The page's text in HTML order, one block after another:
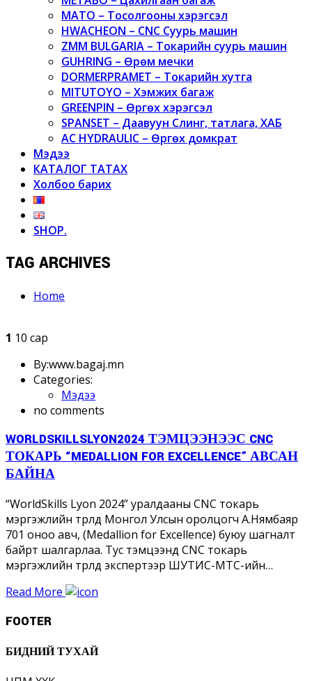
MATO – Тосолгооны хэрэгсэл
HWACHEON – CNC Суурь машин
ZMM BULGARIA – Токарийн суурь машин
GUHRING – Өрөм мечки
DORMERPRAMET – Токарийн хутга
MITUTOYO – Хэмжих багаж
GREENPIN – Өргөх хэрэгсэл
SPANSET – Даавуун Слинг, татлага, ХАБ
AC HYDRAULIC – Өргөх домкрат
Мэдээ
КАТАЛОГ ТАТАХ
Холбоо барих
SHOP.
TAG ARCHIVES
Home
1 10 сар
By:www.bagaj.mn
Categories:
Мэдээ
no comments
WORLDSKILLSLYON2024 ТЭМЦЭЭНЭЭС CNC
ТОКАРЬ “MEDALLION FOR EXCELLENCE” АВСАН
БАЙНА
“WorldSkills Lyon 2024” уралдааны CNC токарь
мэргэжлийн төрөлд Монгол Улсын оролцогч А.Нямбаяр
701 оноо авч, (Medallion for Excellence) буюу шагналт
байрт шалгарлаа. Тус тэмцээнд CNC токарь
мэргэжлийн төрөлд экспертээр ШУТИС-МТС-ийн…
Read More
FOOTER
БИДНИЙ ТУХАЙ